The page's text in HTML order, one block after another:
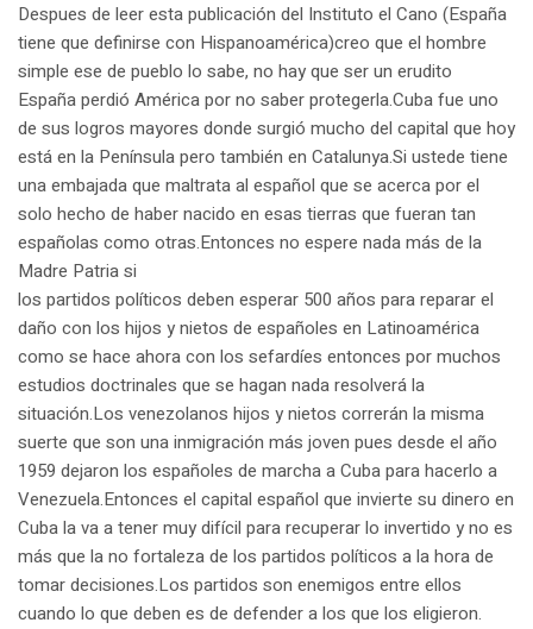
Despues de leer esta publicación del Instituto el Cano (España
tiene que definirse con Hispanoamérica)creo que el hombre
simple ese de pueblo lo sabe, no hay que ser un erudito
España perdió América por no saber protegerla.Cuba fue uno
de sus logros mayores donde surgió mucho del capital que hoy
está en la Península pero también en Catalunya.Si ustede tiene
una embajada que maltrata al español que se acerca por el
solo hecho de haber nacido en esas tierras que fueran tan
españolas como otras.Entonces no espere nada más de la
Madre Patria si
los partidos políticos deben esperar 500 años para reparar el
daño con los hijos y nietos de españoles en Latinoamérica
como se hace ahora con los sefardíes entonces por muchos
estudios doctrinales que se hagan nada resolverá la
situación.Los venezolanos hijos y nietos correrán la misma
suerte que son una inmigración más joven pues desde el año
1959 dejaron los españoles de marcha a Cuba para hacerlo a
Venezuela.Entonces el capital español que invierte su dinero en
Cuba la va a tener muy difícil para recuperar lo invertido y no es
más que la no fortaleza de los partidos políticos a la hora de
tomar decisiones.Los partidos son enemigos entre ellos
cuando lo que deben es de defender a los que los eligieron.